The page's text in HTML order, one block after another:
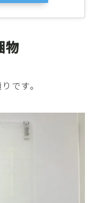
物
です。